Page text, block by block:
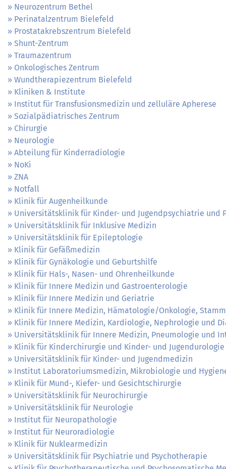
Neurozentrum Bethel
Perinatalzentrum Bielefeld
Prostatakrebszentrum Bielefeld
Shunt-Zentrum
Traumazentrum
Onkologisches Zentrum
Wundtherapiezentrum Bielefeld
Kliniken & Institute
Institut für Transfusionsmedizin und zelluläre Apherese
Sozialpädiatrisches Zentrum
Chirurgie
Neurologie
Abteilung für Kinderradiologie
NoKi
ZNA
Notfall
Klinik für Augenheilkunde
Universitätsklinik für Kinder- und Jugendpsychiatrie und
Universitätsklinik für Inklusive Medizin
Universitätsklinik für Epileptologie
Klinik für Gefäßmedizin
Klinik für Gynäkologie und Geburtshilfe
Klinik für Hals-, Nasen- und Ohrenheilkunde
Klinik für Innere Medizin und Gastroenterologie
Klinik für Innere Medizin und Geriatrie
Klinik für Innere Medizin, Hämatologie/Onkologie,
Klinik für Innere Medizin, Kardiologie, Nephrologie und
Universitätsklinik für Innere Medizin, Pneumologie und
Klinik für Kinderchirurgie und Kinder- und Jugendurologie
Universitätsklinik für Kinder- und Jugendmedizin
Institut Laboratoriumsmedizin, Mikrobiologie und
Klinik für Mund-, Kiefer- und Gesichtschirurgie
Universitätsklinik für Neurochirurgie
Universitätsklinik für Neurologie
Institut für Neuropathologie
Institut für Neuroradiologie
Klinik für Nuklearmedizin
Universitätsklinik für Psychiatrie und Psychotherapie